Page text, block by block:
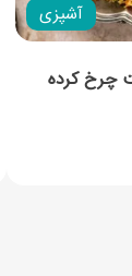
آشپزی
چرخ‌ کرده